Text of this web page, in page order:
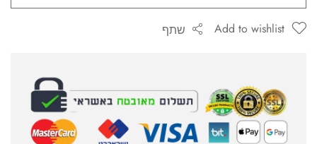
Add to wishlist שתף